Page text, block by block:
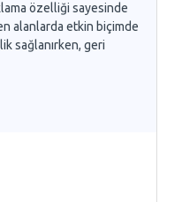
özelliği sayesinde
alanlarda etkin biçimde
sağlanırken, geri